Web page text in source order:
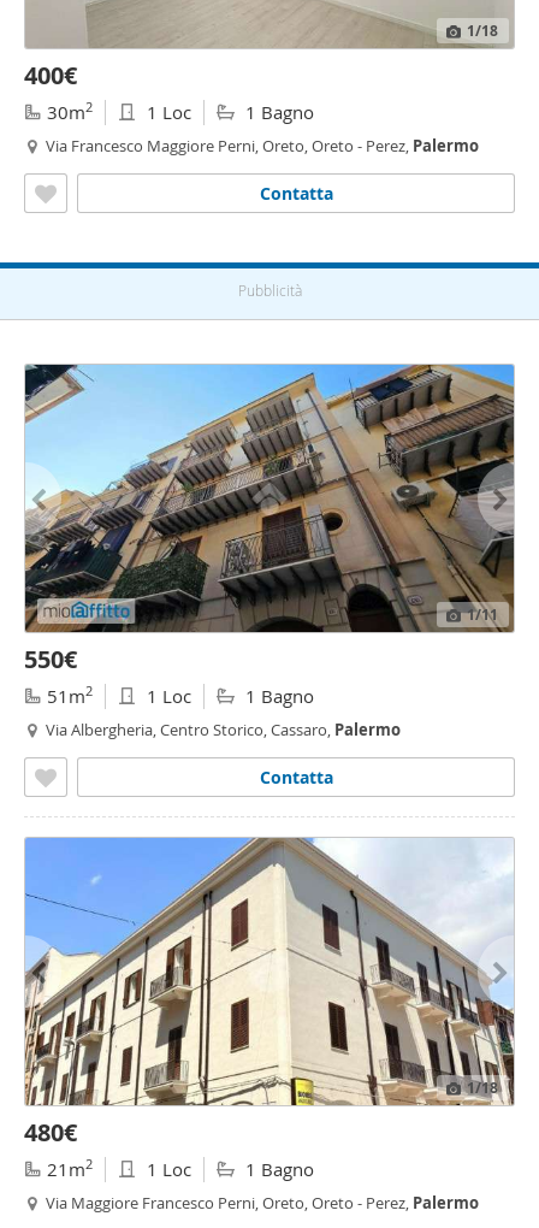
1/18
400€
30m2 1 Loc 1 Bagno
Via Francesco Maggiore Perni, Oreto, Oreto - Perez, Palermo
Contatta
Pubblicità
1/11
550€
51m2 1 Loc 1 Bagno
Via Albergheria, Centro Storico, Cassaro, Palermo
Contatta
1/18
480€
21m2 1 Loc 1 Bagno
Via Maggiore Francesco Perni, Oreto, Oreto - Perez, Palermo